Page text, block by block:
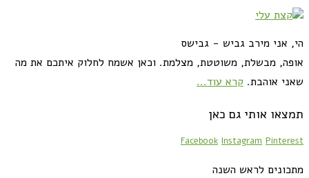
הי, אני מירב גביש - גבישס
אופה, מבשלת, משוטטת, מצלמת. וכאן אשמח לחלוק איתכם את מה
שאני אוהבת. קרא עוד...
תמצאו אותי גם כאן
Facebook Instagram Pinterest
מתכונים לראש השנה